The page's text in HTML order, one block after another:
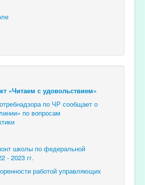
«Читаем с удовольствием»
по ЧР сообщает о
по вопросам
школы по федеральной
- 2023 гг.
работой управляющих